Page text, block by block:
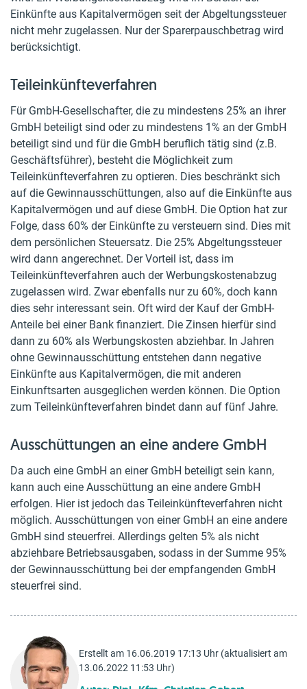
Einkünfte aus Kapitalvermögen seit der Abgeltungssteuer
nicht mehr zugelassen. Nur der Sparerpauschbetrag wird
berücksichtigt.
Teileinkünfteverfahren
Für GmbH-Gesellschafter, die zu mindestens 25% an ihrer
GmbH beteiligt sind oder zu mindestens 1% an der GmbH
beteiligt sind und für die GmbH beruflich tätig sind (z.B.
Geschäftsführer), besteht die Möglichkeit zum
Teileinkünfteverfahren zu optieren. Dies beschränkt sich
auf die Gewinnausschüttungen, also auf die Einkünfte aus
Kapitalvermögen und auf diese GmbH. Die Option hat zur
Folge, dass 60% der Einkünfte zu versteuern sind. Dies mit
dem persönlichen Steuersatz. Die 25% Abgeltungssteuer
wird dann angerechnet. Der Vorteil ist, dass im
Teileinkünfteverfahren auch der Werbungskostenabzug
zugelassen wird. Zwar ebenfalls nur zu 60%, doch kann
dies sehr interessant sein. Oft wird der Kauf der GmbH-
Anteile bei einer Bank finanziert. Die Zinsen hierfür sind
dann zu 60% als Werbungskosten abziehbar. In Jahren
ohne Gewinnausschüttung entstehen dann negative
Einkünfte aus Kapitalvermögen, die mit anderen
Einkunftsarten ausgeglichen werden können. Die Option
zum Teileinkünfteverfahren bindet dann auf fünf Jahre.
Ausschüttungen an eine andere GmbH
Da auch eine GmbH an einer GmbH beteiligt sein kann,
kann auch eine Ausschüttung an eine andere GmbH
erfolgen. Hier ist jedoch das Teileinkünfteverfahren nicht
möglich. Ausschüttungen von einer GmbH an eine andere
GmbH sind steuerfrei. Allerdings gelten 5% als nicht
abziehbare Betriebsausgaben, sodass in der Summe 95%
der Gewinnausschüttung bei der empfangenden GmbH
steuerfrei sind.
Erstellt am 16.06.2019 17:13 Uhr (aktualisiert am
13.06.2022 11:53 Uhr)